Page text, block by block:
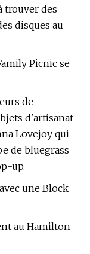
trouver des
disques au
Picnic se
de
d'artisanat
Lovejoy qui
de bluegrass
up.
une Block
au Hamilton